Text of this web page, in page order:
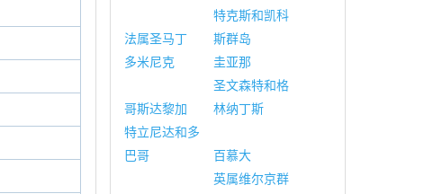
法属圣马丁
特克斯和凯科
斯群岛
多米尼克
圭亚那
哥斯达黎加
圣文森特和格
林纳丁斯
特立尼达和多
巴哥
百慕大
英属维尔京群